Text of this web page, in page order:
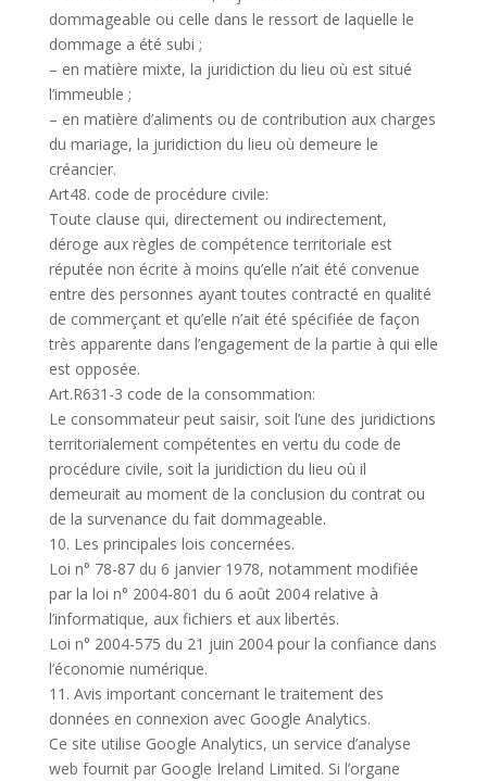
dommageable ou celle dans le ressort de laquelle le
dommage a été subi ;
– en matière mixte, la juridiction du lieu où est situé
l’immeuble ;
– en matière d’aliments ou de contribution aux charges
du mariage, la juridiction du lieu où demeure le
créancier.
Art48. code de procédure civile:
Toute clause qui, directement ou indirectement,
déroge aux règles de compétence territoriale est
réputée non écrite à moins qu’elle n’ait été convenue
entre des personnes ayant toutes contracté en qualité
de commerçant et qu’elle n’ait été spécifiée de façon
très apparente dans l’engagement de la partie à qui elle
est opposée.
Art.R631-3 code de la consommation:
Le consommateur peut saisir, soit l’une des juridictions
territorialement compétentes en vertu du code de
procédure civile, soit la juridiction du lieu où il
demeurait au moment de la conclusion du contrat ou
de la survenance du fait dommageable.
10. Les principales lois concernées.
Loi n° 78-87 du 6 janvier 1978, notamment modifiée
par la loi n° 2004-801 du 6 août 2004 relative à
l’informatique, aux fichiers et aux libertés.
Loi n° 2004-575 du 21 juin 2004 pour la confiance dans
l’économie numérique.
11. Avis important concernant le traitement des
données en connexion avec Google Analytics.
Ce site utilise Google Analytics, un service d’analyse
web fournit par Google Ireland Limited. Si l’organe